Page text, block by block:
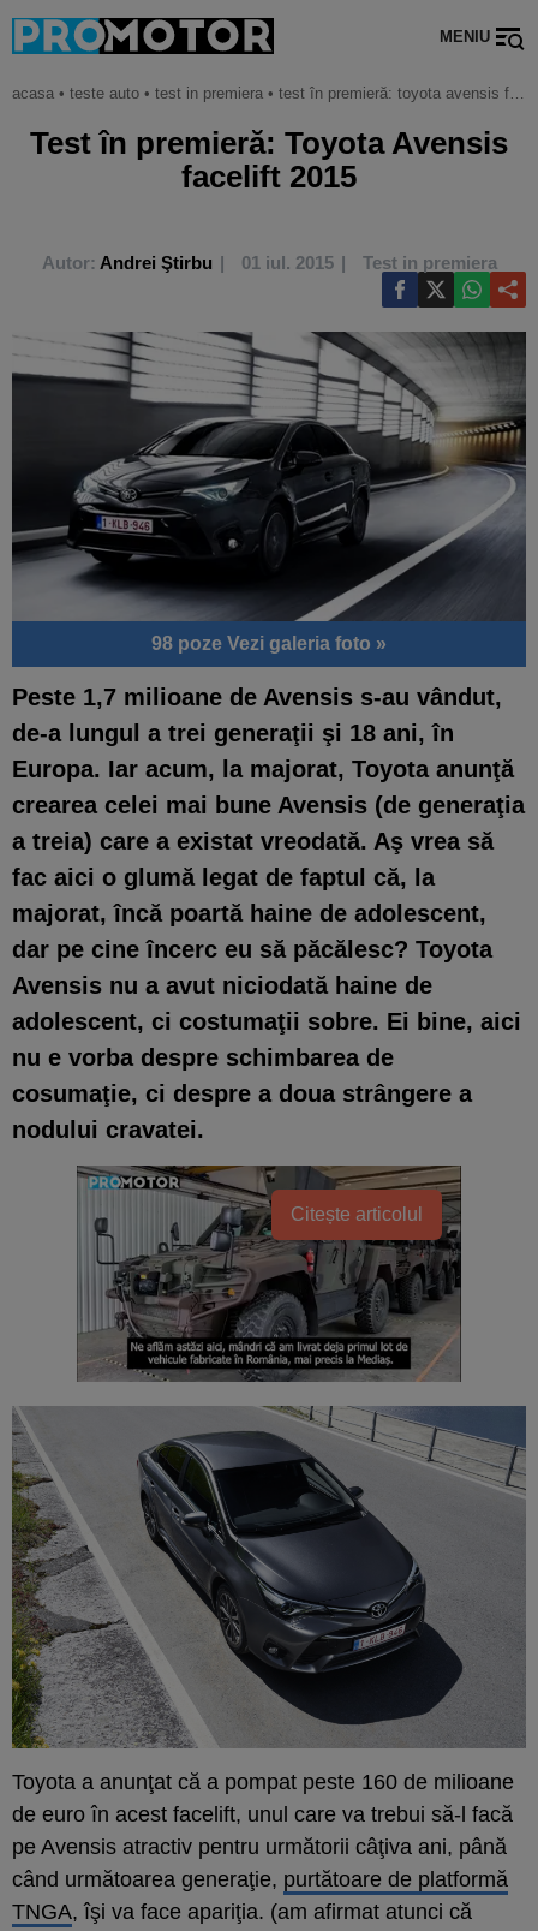
MENIU
acasa • teste auto • test in premiera • test în premieră: toyota avensis facelift 2015
Test în premieră: Toyota Avensis
facelift 2015
Autor: Andrei Ştirbu 01 iul. 2015 Test in premiera
98 poze Vezi galeria foto »
Peste 1,7 milioane de Avensis s-au vândut,
de-a lungul a trei generaţii şi 18 ani, în
Europa. Iar acum, la majorat, Toyota anunţă
crearea celei mai bune Avensis (de generaţia
a treia) care a existat vreodată. Aş vrea să
fac aici o glumă legat de faptul că, la
majorat, încă poartă haine de adolescent,
dar pe cine încerc eu să păcălesc? Toyota
Avensis nu a avut niciodată haine de
adolescent, ci costumaţii sobre. Ei bine, aici
nu e vorba despre schimbarea de
cosumaţie, ci despre a doua strângere a
nodului cravatei.
Citește articolul
Toyota a anunţat că a pompat peste 160 de milioane
de euro în acest facelift, unul care va trebui să-l facă
pe Avensis atractiv pentru următorii câţiva ani, până
când următoarea generaţie, purtătoare de platformă
TNGA, îşi va face apariţia. (am afirmat atunci că